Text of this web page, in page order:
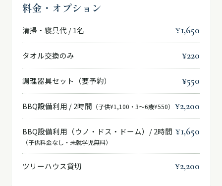
料金・オプション
清掃・寝具代 / 1名 ¥1,650
タオル交換のみ ¥220
調理器具セット（要予約） ¥550
BBQ設備利用 / 2時間 （子供¥1,100・3〜6歳¥550） ¥2,200
BBQ設備利用（ウノ・ドス・ドーム）/ 2時間
（子供料金なし・未就学児無料）
¥1,650
ツリーハウス貸切 ¥2,200